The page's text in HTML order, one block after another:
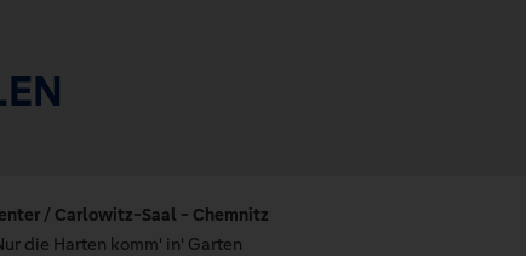
/ Carlowitz-Saal - Chemnitz
die Harten komm' in' Garten